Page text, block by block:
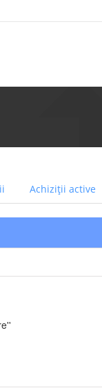
Achiziții active